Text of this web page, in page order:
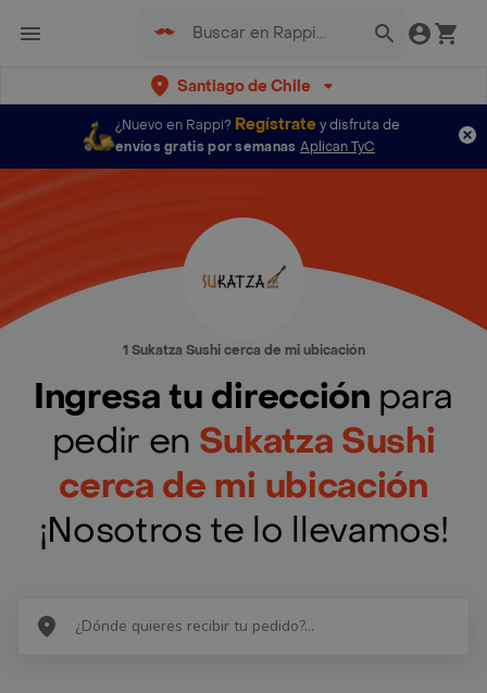
Santiago de Chile
¿Nuevo en Rappi? Regístratey disfruta de
envíos gratis por semanas Aplican TyC
1 Sukatza Sushi cerca de mi ubicación
Ingresa tu dirección para
pedir en Sukatza Sushi
cerca de mi ubicación
¡Nosotros te lo llevamos!